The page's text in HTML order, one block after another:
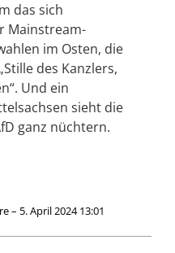
das sich
Mainstream-
im Osten, die
des Kanzlers,
Und ein
sieht die
ganz nüchtern.
– 5. April 2024 13:01